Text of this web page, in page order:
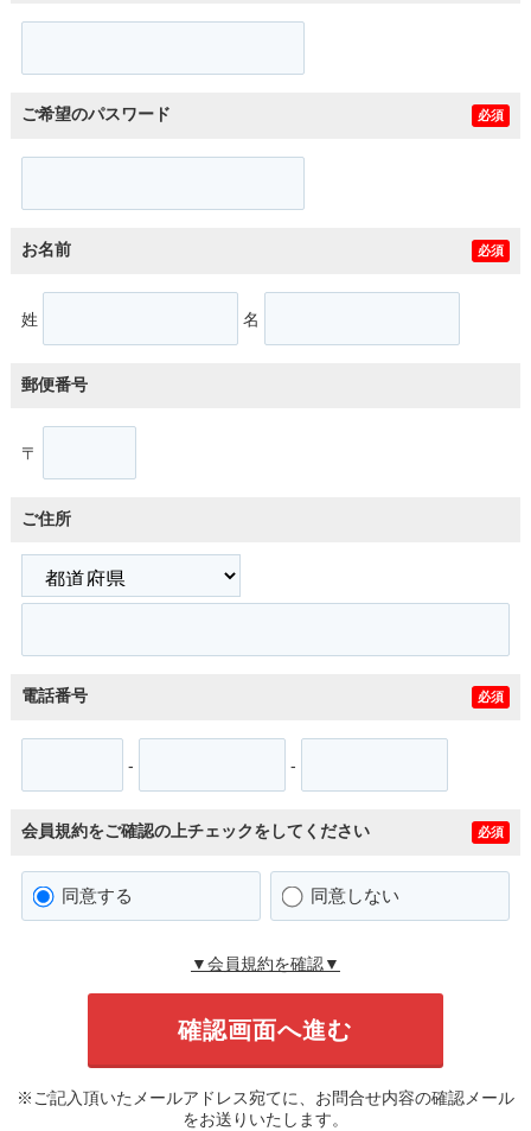
ご希望のパスワード 必須
お名前 必須
姓 名
郵便番号
〒
ご住所
電話番号 必須
- -
会員規約をご確認の上チェックをしてください 必須
同意する 同意しない
▼会員規約を確認▼
※ご記入頂いたメールアドレス宛てに、お問合せ内容の確認メール
をお送りいたします。